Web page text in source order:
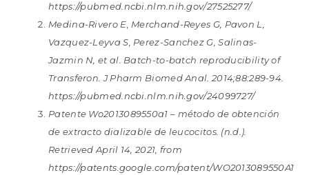
https://pubmed.ncbi.nlm.nih.gov/27525277/
Medina-Rivero E, Merchand-Reyes G, Pavon L,
Vazquez-Leyva S, Perez-Sanchez G, Salinas-
Jazmin N, et al. Batch-to-batch reproducibility of
Transferon. J Pharm Biomed Anal. 2014;88:289-94.
https://pubmed.ncbi.nlm.nih.gov/24099727/
Patente Wo2013089550a1 – método de obtención
de extracto dializable de leucocitos. (n.d.).
Retrieved April 14, 2021, from
https://patents.google.com/patent/WO2013089550A1